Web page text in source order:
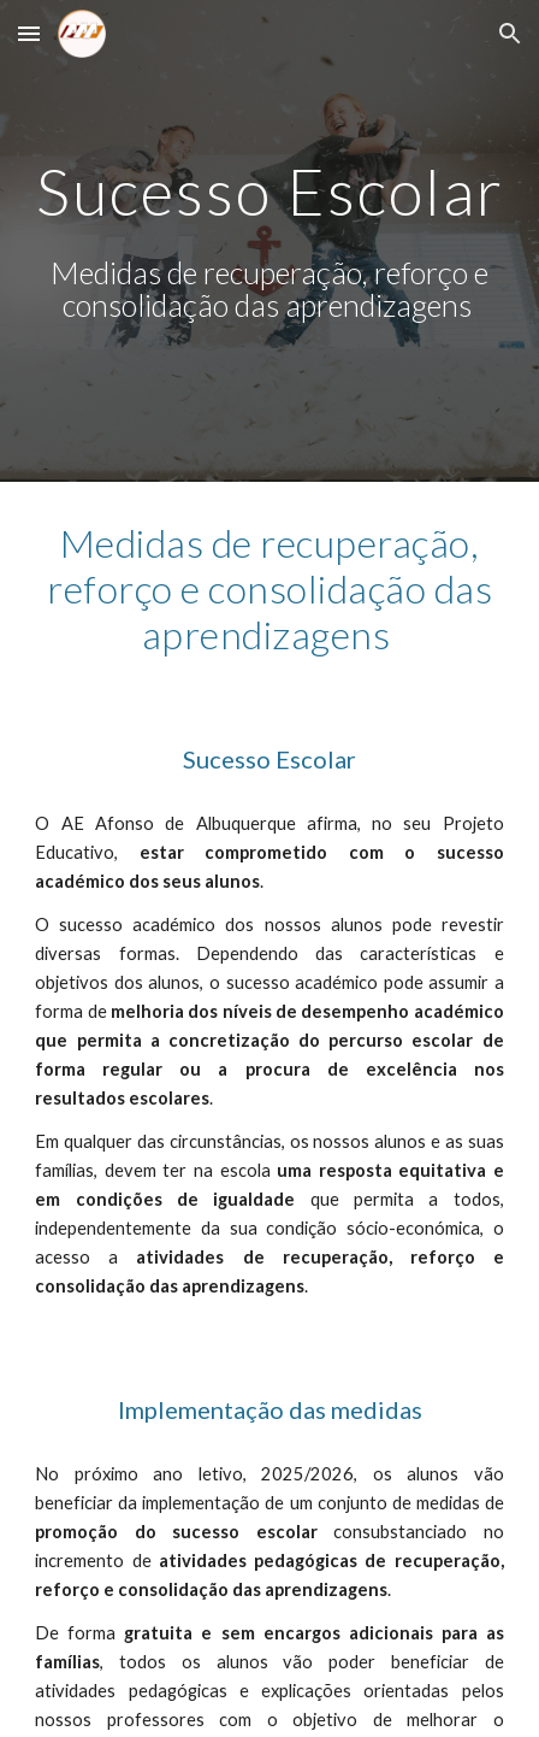
Skip to main content Skip to navigation
Sucesso Escolar
Medidas de recuperação, reforço e
consolidação das aprendizagens
Medidas de recuperação,
reforço e consolidação das
aprendizagens
Sucesso Escolar
O AE Afonso de Albuquerque afirma, no seu Projeto
Educativo, estar comprometido com o sucesso
académico dos seus alunos.
O sucesso académico dos nossos alunos pode revestir
diversas formas. Dependendo das características e
objetivos dos alunos, o sucesso académico pode assumir a
forma de melhoria dos níveis de desempenho académico
que permita a concretização do percurso escolar de
forma regular ou a procura de excelência nos
resultados escolares.
Em qualquer das circunstâncias, os nossos alunos e as suas
famílias, devem ter na escola uma resposta equitativa e
em condições de igualdade que permita a todos,
independentemente da sua condição sócio-económica, o
acesso a atividades de recuperação, reforço e
consolidação das aprendizagens.
Implementação das medidas
No próximo ano letivo, 2025/2026, os alunos vão
beneficiar da implementação de um conjunto de medidas de
promoção do sucesso escolarconsubstanciado no
incremento de atividades pedagógicas de recuperação,
reforço e consolidação das aprendizagens.
De forma gratuita e sem encargos adicionais para as
famílias, todos os alunos vão poder beneficiar de
atividades pedagógicas e explicações orientadas pelos
nossos professores com o objetivo de melhorar o